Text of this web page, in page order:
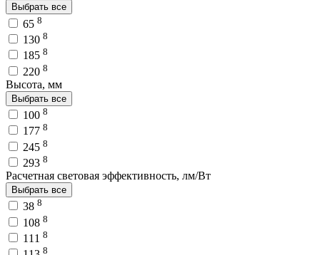
Выбрать все
65 8
130 8
185 8
220 8
Высота, мм
Выбрать все
100 8
177 8
245 8
293 8
Расчетная световая эффективность, лм/Вт
Выбрать все
38 8
108 8
111 8
8